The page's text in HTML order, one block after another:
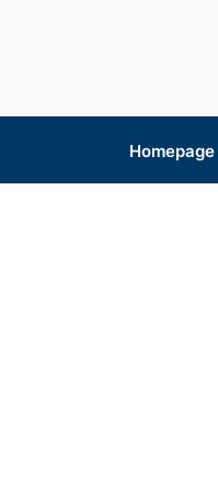
Homepage